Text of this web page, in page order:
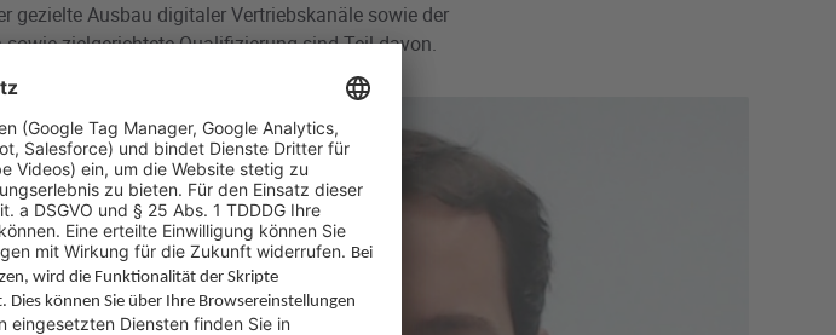
gezielte Ausbau digitaler Vertriebskanäle sowie der
zielgerichtete Qualifizierung sind Teil davon.